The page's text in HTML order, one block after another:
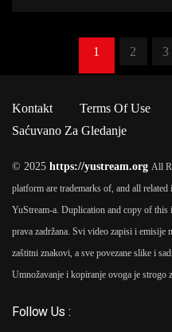
1 2 3
Kontakt Terms Of Use
Saćuvano Za Gledanje
© 2025 https://yustream.org All
platform are trademarks of, and all related
YuStream-a. Duplication and copy of
prava zadržana. Svi video zapisi i emisije
zaštitni znakovi, a sve povezane slike i
Umnožavanje i kopiranje ovoga je strogo
Follow Us :